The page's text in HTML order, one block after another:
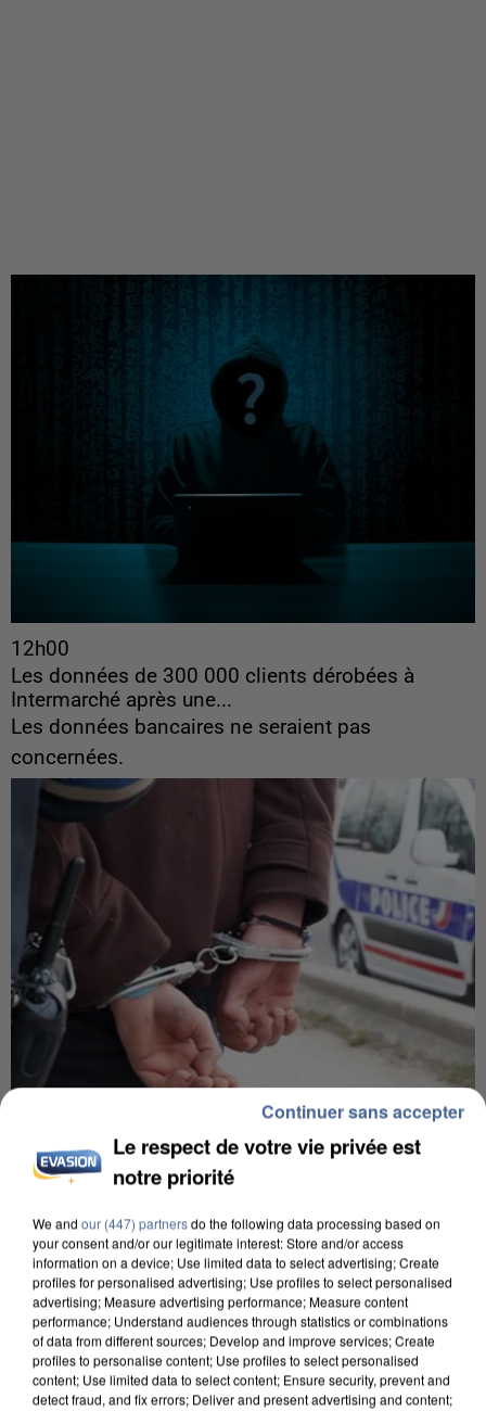
12h00
Les données de 300 000 clients dérobées à
Intermarché après une...
Les données bancaires ne seraient pas
concernées.
8h00
Un second cadre de la DZ Mafia interpellé en
Un cofondateur du réseau avait été interpellé
quelques jours plus tôt.
Le respect de votre vie privée est
notre priorité
We and our (447) partnersdo the following data processing based on
your consent and/or our legitimate interest: Store and/or access
information on a device; Use limited data to select advertising; Create
profiles for personalised advertising; Use profiles to select personalised
advertising; Measure advertising performance; Measure content
performance; Understand audiences through statistics or combinations
of data from different sources; Develop and improve services; Create
profiles to personalise content; Use profiles to select personalised
content; Use limited data to select content; Ensure security, prevent and
detect fraud, and fix errors; Deliver and present advertising and content;
Continuer sans accepter